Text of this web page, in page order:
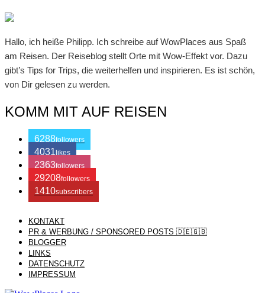
Hallo, ich heiße Philipp. Ich schreibe auf WowPlaces aus Spaß
am Reisen. Der Reiseblog stellt Orte mit Wow-Effekt vor. Dazu
gibt’s Tips for Trips, die weiterhelfen und inspirieren. Es ist schön,
von Dir gelesen zu werden.
KOMM MIT AUF REISEN
6288followers
4031 likes
2363followers
29208followers
1410subscribers
/ Free WordPress Plugins and WordPress Themes by
Themes. Join us right now!
KONTAKT
PR & WERBUNG / SPONSORED POSTS 🇩🇪🇬🇧
BLOGGER
LINKS
DATENSCHUTZ
IMPRESSUM